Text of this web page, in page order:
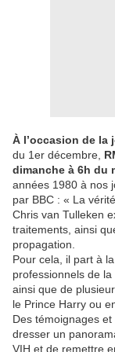
À l’occasion de la
du 1er décembre,
dimanche à 6h du
années 1980 à nos
par BBC : « La
Chris van Tulleken
traitements, ainsi
propagation.
Pour cela, il part à
professionnels de
ainsi que de
le Prince Harry ou
Des témoignages
dresser un
VIH et de remettre